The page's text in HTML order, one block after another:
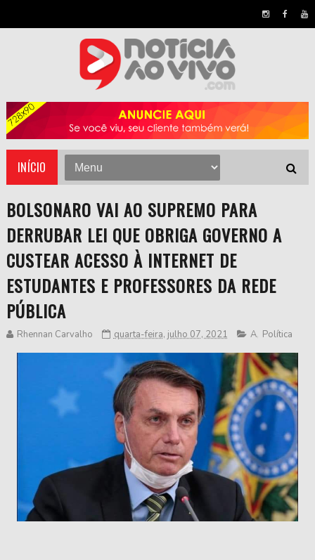
INÍCIO
BOLSONARO VAI AO SUPREMO PARA
DERRUBAR LEI QUE OBRIGA GOVERNO A
CUSTEAR ACESSO À INTERNET DE
ESTUDANTES E PROFESSORES DA REDE
PÚBLICA
Rhennan Carvalho quarta-feira, julho 07, 2021 A, Política